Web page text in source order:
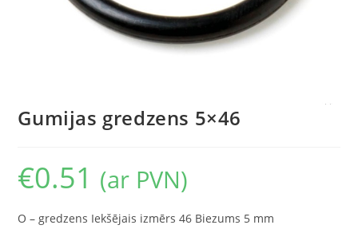
Gumijas gredzens 5×46
€0.51 (ar PVN)
O – gredzens Iekšējais izmērs 46 Biezums 5 mm